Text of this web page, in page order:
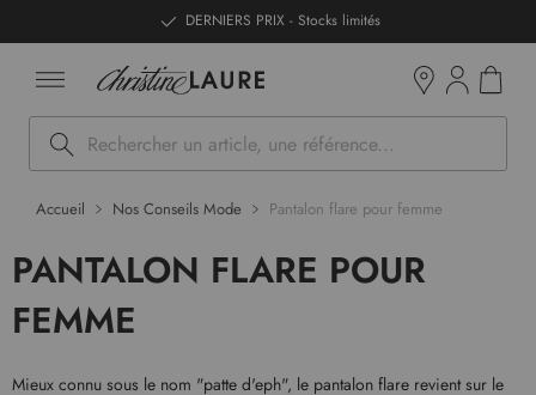
DERNIERS PRIX - Stocks limités
Rechercher
Accueil Nos Conseils Mode Pantalon flare pour femme
PANTALON FLARE POUR
FEMME
Mieux connu sous le nom "patte d'eph", le pantalon flare revient sur le